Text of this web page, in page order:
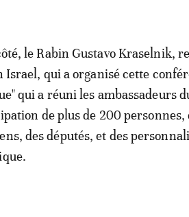
le Rabin Gustavo Kraselnik,
Israel, qui a organisé cette
qui a réuni les ambassadeurs
de plus de 200
des députés, et des